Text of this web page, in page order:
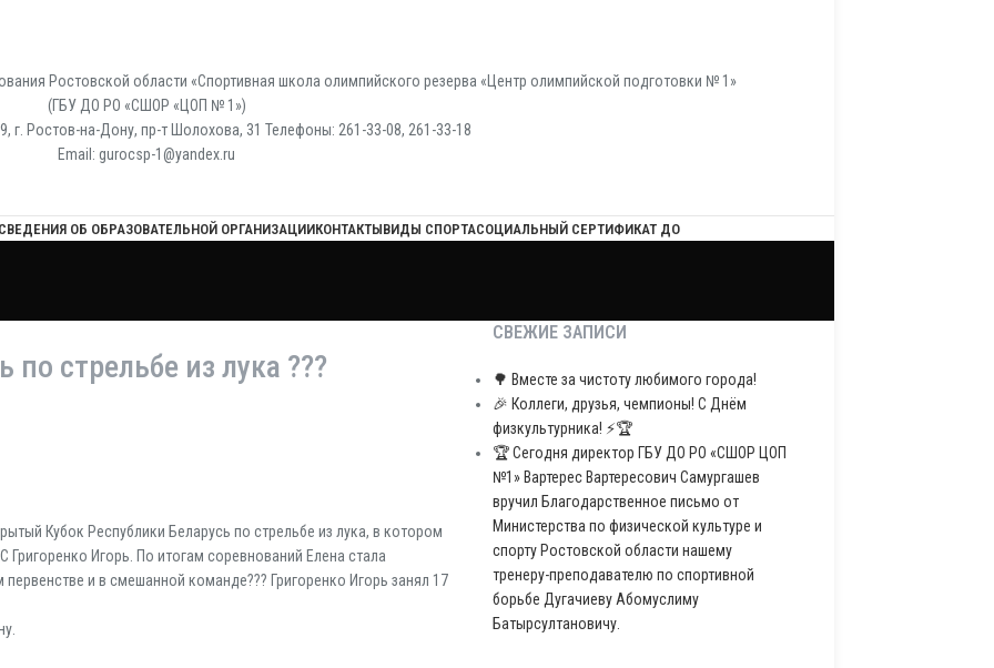
Ростовской области «Спортивная школа олимпийского резерва «Центр олимпийской подготовки № 1»
(ГБУ ДО РО «СШОР «ЦОП № 1»)
г. Ростов-на-Дону, пр-т Шолохова, 31 Телефоны: 261-33-08, 261-33-18
Email: gurocsp-1@yandex.ru
ОБ ОБРАЗОВАТЕЛЬНОЙ ОРГАНИЗАЦИИКОНТАКТЫВИДЫ СПОРТАСОЦИАЛЬНЫЙ СЕРТИФИКАТ ДО
стрельбе из лука ???
Кубок Республики Беларусь по стрельбе из лука, в котором
Игорь. По итогам соревнований Елена стала
и в смешанной команде??? Григоренко Игорь занял 17
СВЕЖИЕ ЗАПИСИ
🌳 Вместе за чистоту любимого города!
🎉 Коллеги, друзья, чемпионы! С Днём
физкультурника! ⚡️🏆
🏆 Сегодня директор ГБУ ДО РО «СШОР ЦОП
№1» Вартерес Вартересович Самургашев
вручил Благодарственное письмо от
Министерства по физической культуре и
спорту Ростовской области нашему
тренеру-преподавателю по спортивной
борьбе Дугачиеву Абомуслиму
Батырсултановичу.